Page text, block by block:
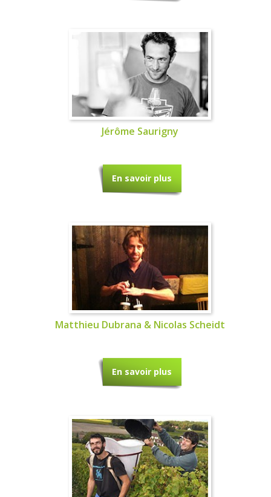
Jérôme Saurigny
En savoir plus
Matthieu Dubrana & Nicolas Scheidt
En savoir plus